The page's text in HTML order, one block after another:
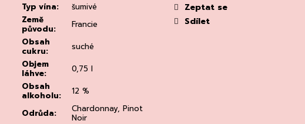
Typ vína:
šumivé
Země
původu:
Francie
Obsah
cukru:
suché
Objem
láhve:
0,75 l
Obsah
alkoholu:
12 %
Odrůda:
Chardonnay, Pinot
Noir
Zeptat se
Sdílet